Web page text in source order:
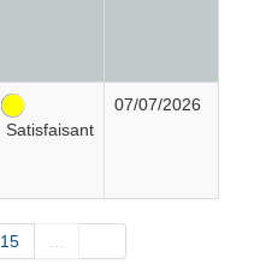
6
Satisfaisant
07/07/2026
15